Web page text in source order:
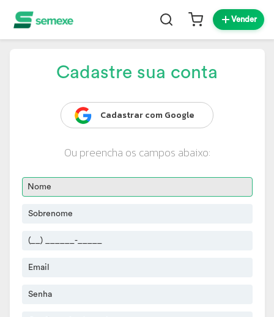
Vender
Cadastre sua conta
Cadastrar com Google
Ou preencha os campos abaixo: